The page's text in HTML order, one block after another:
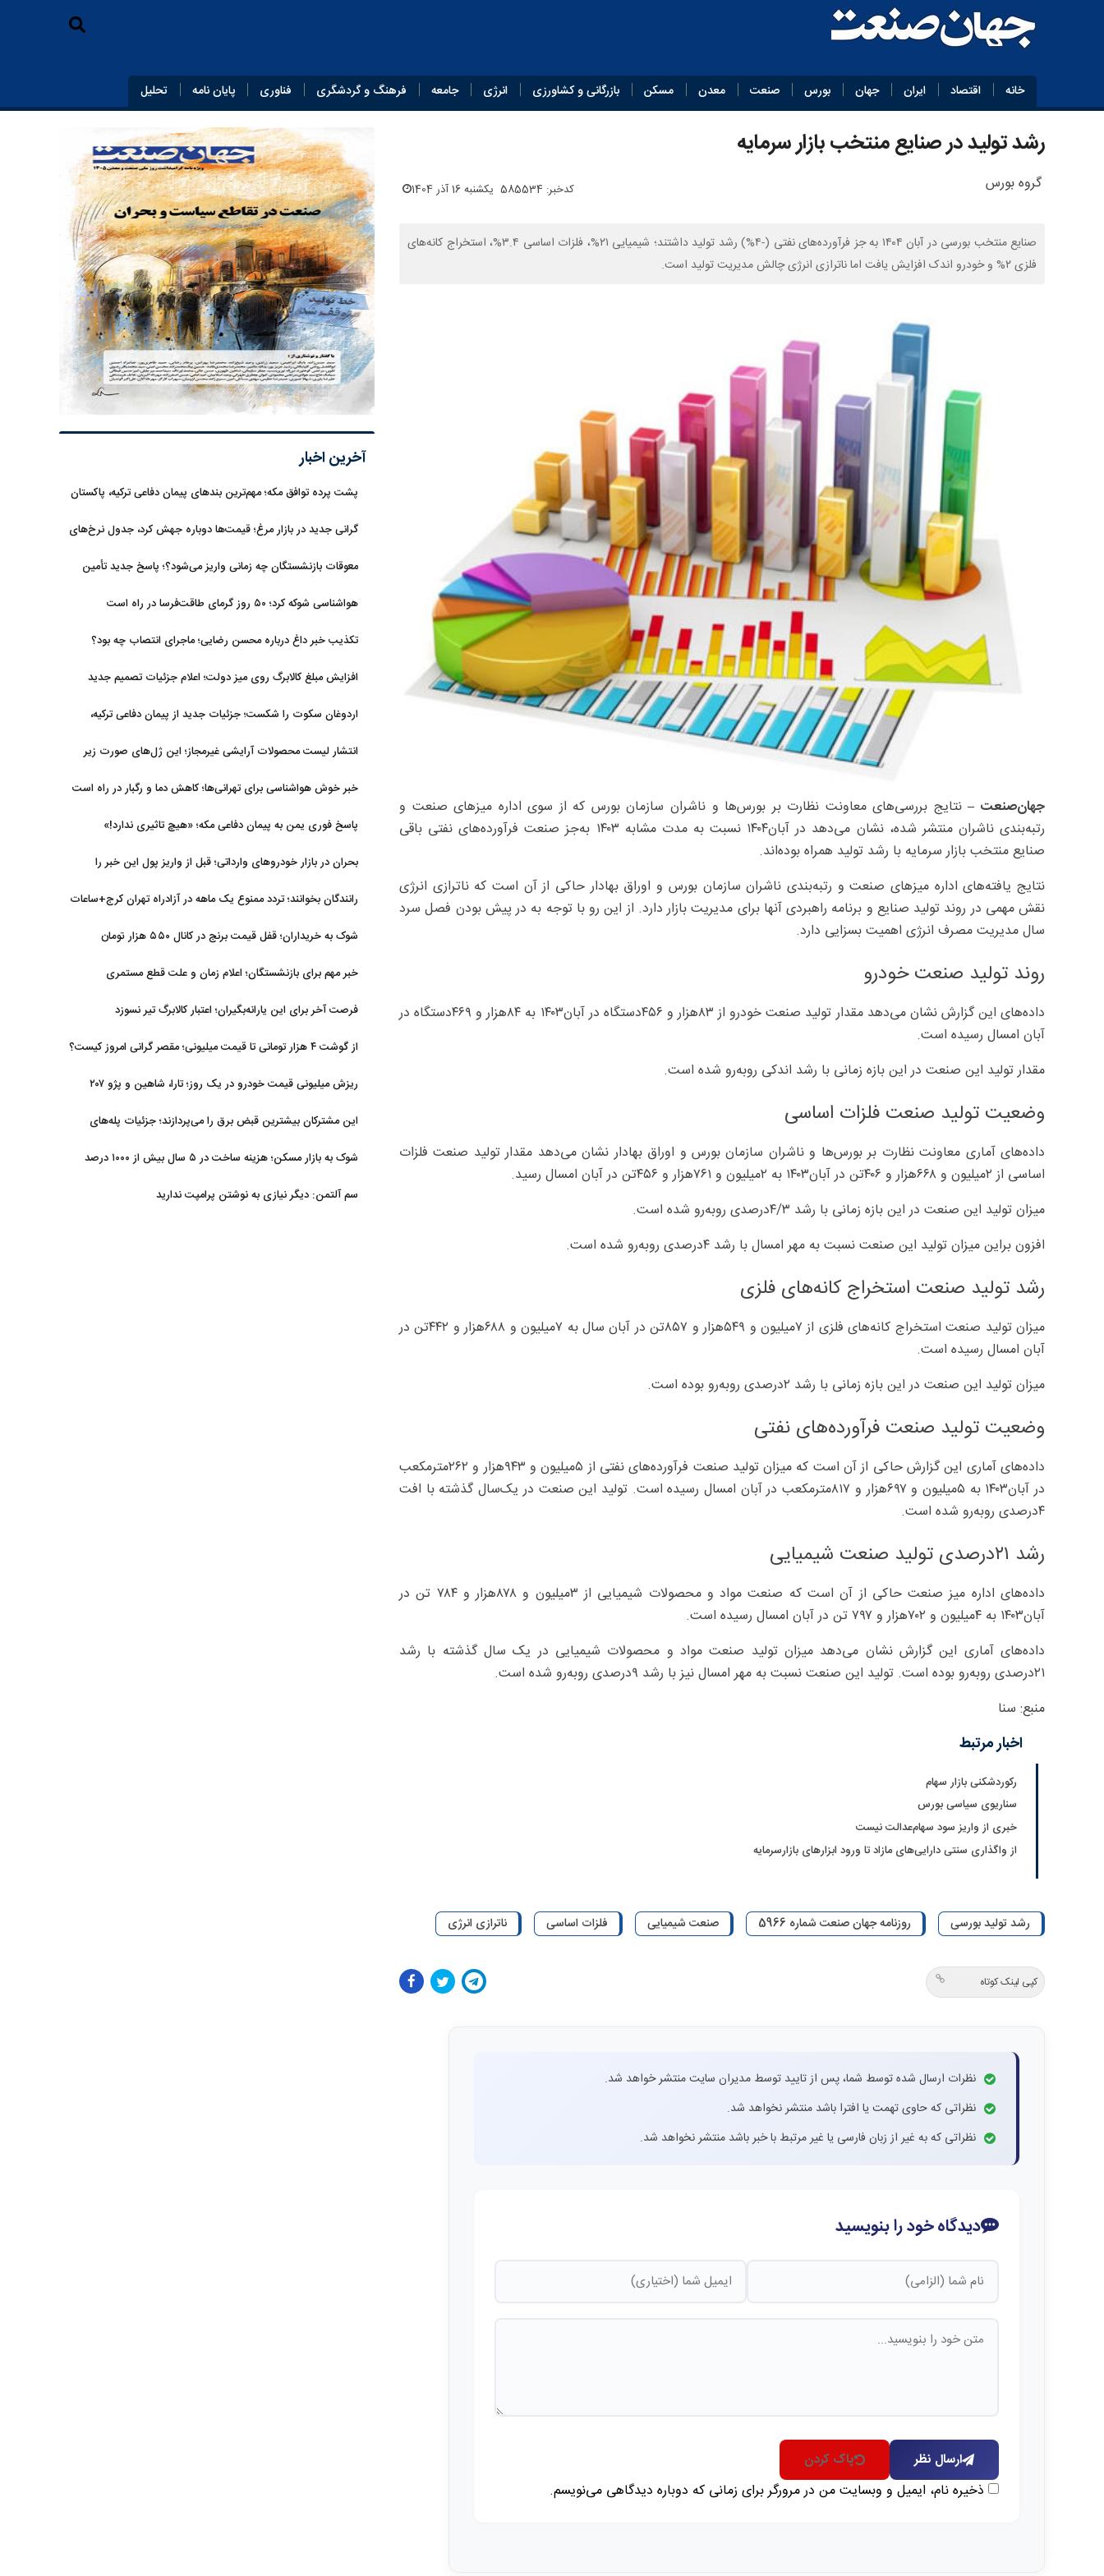
خانه اقتصاد ایران جهان بورس صنعت معدن مسکن بازرگانی و کشاورزی انرژی جامعه فرهنگ و گردشگری فناوری پایان‌ نامه تحلیل
رشد تولید در صنایع منتخب بازار سرمایه
گروه بورس کدخبر: 585534 یکشنبه 16 آذر 1404
صنایع منتخب بورسی در آبان ۱۴۰۴ به جز فرآورده‌های نفتی (-۴%) رشد تولید داشتند؛ شیمیایی ۲۱%، فلزات اساسی ۳.۴%، استخراج کانه‌های
فلزی ۲% و خودرو اندک افزایش یافت اما ناترازی انرژی چالش مدیریت تولید است.
جهان‌صنعت – نتایج بررسی‌های معاونت نظارت بر بورس‌ها و ناشران سازمان بورس که از سوی اداره میزهای صنعت و
رتبه‌بندی ناشران منتشر شده، نشان می‌دهد در آبان۱۴۰۴ نسبت به مدت مشابه ۱۴۰۳ به‌جز صنعت فرآورده‌های نفتی باقی
صنایع منتخب بازار سرمایه با رشد تولید همراه بوده‌اند.
نتایج یافته‌های اداره میزهای صنعت و رتبه‌بندی ناشران سازمان بورس و اوراق بهادار حاکی از آن است که ناترازی انرژی
نقش مهمی در روند تولید صنایع و برنامه راهبردی آنها برای مدیریت بازار دارد. از این رو با توجه به در پیش بودن فصل سرد
سال مدیریت مصرف انرژی اهمیت بسزایی دارد.
روند تولید صنعت خودرو
داده‌های این گزارش نشان می‌دهد مقدار تولید صنعت خودرو از ۸۳‌هزار و ۴۵۶‌دستگاه در آبان‌۱۴۰۳ به ۸۴هزار و ۴۶۹‌دستگاه در
آبان امسال رسیده است.
مقدار تولید این صنعت در این بازه زمانی با رشد اندکی روبه‌رو شده است.
وضعیت تولید صنعت فلزات اساسی
داده‌های آماری معاونت نظارت بر بورس‌ها و ناشران سازمان بورس و اوراق بهادار نشان می‌دهد مقدار تولید صنعت فلزات
اساسی از ۲میلیون و ۶۶۸‌هزار و ۴۰۶‌تن در آبان۱۴۰۳ به ۲میلیون و ۷۶۱هزار و ۴۵۶‌تن در آبان امسال رسید.
میزان تولید این صنعت در این بازه زمانی با رشد ۴/۳‌درصدی روبه‌رو شده است.
افزون براین میزان تولید این صنعت نسبت به مهر امسال با رشد ۴‌درصدی روبه‌رو شده است.
رشد تولید صنعت استخراج کانه‌های فلزی
میزان تولید صنعت استخراج کانه‌های فلزی از ۷میلیون و ۵۴۹‌هزار و ۸۵۷‌تن در آبان سال به ۷میلیون و ۶۸۸‌هزار و ۴۴۲‌تن در
آبان امسال رسیده است.
میزان تولید این صنعت در این بازه زمانی با رشد ۲درصدی روبه‌رو بوده است.
وضعیت تولید صنعت فرآورده‌های نفتی
داده‌های آماری این گزارش حاکی از آن است که میزان تولید صنعت فرآورده‌های نفتی از ۵میلیون و ۹۴۳‌هزار و ۲۶۲‌مترمکعب
در آبان۱۴۰۳ به ۵میلیون و ۶۹۷هزار و ۸۱۷‌مترمکعب در آبان امسال رسیده است. تولید این صنعت در یک‌سال گذشته با افت
۴‌درصدی روبه‌رو شده است.
رشد ۲۱‌درصدی تولید صنعت شیمیایی
داده‌های اداره میز صنعت حاکی از آن است که صنعت مواد و محصولات شیمیایی از ۳‌میلیون و ۸۷۸‌هزار و ۷۸۴ تن در
آبان۱۴۰۳ به ۴‌میلیون و ۷۰۲هزار و ۷۹۷ تن در آبان امسال رسیده است.
داده‌های آماری این گزارش نشان می‌دهد میزان تولید صنعت مواد و محصولات شیمیایی در یک سال گذشته با رشد
۲۱‌درصدی روبه‌رو بوده است. تولید این صنعت نسبت به مهر امسال نیز با رشد ۹درصدی روبه‌رو شده است.
منبع:‌ سنا
اخبار مرتبط
رکوردشکنی بازار سهام
سناریوی سیاسی بورس
خبری از واریز سود سهام‌عدالت نیست
از واگذاری سنتی دارایی‌های مازاد تا ورود ابزارهای بازارسرمایه
رشد تولید بورسی روزنامه جهان صنعت شماره 5966 صنعت شیمیایی فلزات اساسی ناترازی انرژی
کپی لینک کوتاه
نظرات ارسال شده توسط شما، پس از تایید توسط مدیران سایت منتشر خواهد شد.
نظراتی که حاوی تهمت یا افترا باشد منتشر نخواهد شد.
نظراتی که به غیر از زبان فارسی یا غیر مرتبط با خبر باشد منتشر نخواهد شد.
دیدگاه خود را بنویسید
ارسال نظر پاک کردن
ذخیره نام، ایمیل و وبسایت من در مرورگر برای زمانی که دوباره دیدگاهی می‌نویسم.
آخرین اخبار
پشت پرده توافق مکه؛ مهم‌ترین بندهای پیمان دفاعی ترکیه، پاکستان
گرانی جدید در بازار مرغ؛ قیمت‌ها دوباره جهش کرد، جدول نرخ‌های
معوقات بازنشستگان چه زمانی واریز می‌شود؟؛ پاسخ جدید تأمین
هواشناسی شوکه کرد؛ ۵۰ روز گرمای طاقت‌فرسا در راه است
تکذیب خبر داغ درباره محسن رضایی؛ ماجرای انتصاب چه بود؟
افزایش مبلغ کالابرگ روی میز دولت؛ اعلام جزئیات تصمیم جدید
اردوغان سکوت را شکست؛ جزئیات جدید از پیمان دفاعی ترکیه،
انتشار لیست محصولات آرایشی غیرمجاز؛ این ژل‌های صورت زیر
خبر خوش هواشناسی برای تهرانی‌ها؛ کاهش دما و رگبار در راه است
پاسخ فوری یمن به پیمان دفاعی مکه؛ «هیچ تاثیری ندارد!»
بحران در بازار خودروهای وارداتی؛ قبل از واریز پول این خبر را
رانندگان بخوانند؛ تردد ممنوع یک ماهه در آزادراه تهران کرج+ساعات
شوک به خریداران؛ قفل قیمت برنج در کانال ۵۵۰ هزار تومان
خبر مهم برای بازنشستگان؛ اعلام زمان و علت قطع مستمری
فرصت آخر برای این یارانه‌بگیران؛ اعتبار کالابرگ تیر نسوزد
از گوشت ۴ هزار تومانی تا قیمت میلیونی؛ مقصر گرانی امروز کیست؟
ریزش میلیونی قیمت خودرو در یک روز؛ تارا، شاهین و پژو ۲۰۷
این مشترکان بیشترین قبض برق را می‌پردازند؛ جزئیات پله‌های
شوک به بازار مسکن؛ هزینه ساخت در ۵ سال بیش از ۱۰۰۰ درصد
سم آلتمن: دیگر نیازی به نوشتن پرامپت ندارید